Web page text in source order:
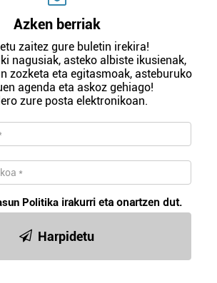
Azken berriak
zaitez gure buletin irekira!
nagusiak, asteko albiste ikusienak,
zozketa eta egitasmoak, asteburuko
agenda eta askoz gehiago!
zure posta elektronikoan.
Politika irakurri eta onartzen dut.
Harpidetu